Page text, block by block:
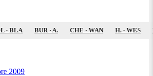
· BLA BUR· A. CHE · WAN H. · WES
2009